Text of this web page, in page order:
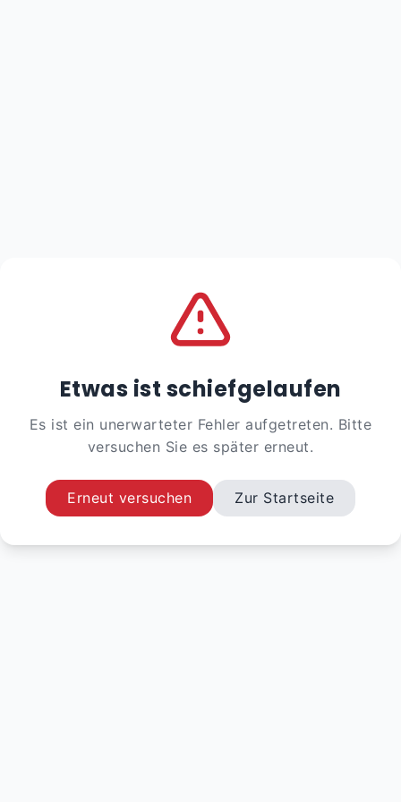
Etwas ist schiefgelaufen
Es ist ein unerwarteter Fehler aufgetreten. Bitte
versuchen Sie es später erneut.
Erneut versuchen Zur Startseite